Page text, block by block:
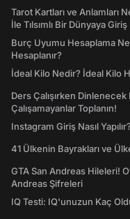
Tarot Kartları ve Anlamları
İle Tılsımlı Bir Dünyaya Giriş
Burç Uyumu Hesaplama
Hesaplanır?
İdeal Kilo Nedir? İdeal Kilo
Ders Çalışırken
Çalışamayanlar Toplanın!
Instagram Giriş Nasıl
41 Ülkenin Bayrakları ve
GTA San Andreas Hileleri!
Andreas Şifreleri
IQ Testi: IQ'unuzun Kaç